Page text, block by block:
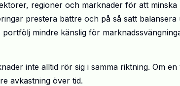
regioner och marknader för att minska
prestera bättre och på så sätt balansera
mindre känslig för
inte alltid rör sig i samma riktning. Om en
avkastning över tid.